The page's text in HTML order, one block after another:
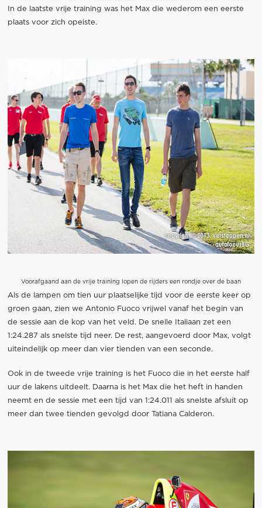
In de laatste vrije training was het Max die wederom een eerste
plaats voor zich opeiste.
Voorafgaand aan de vrije training lopen de rijders een rondje over de baan
Als de lampen om tien uur plaatselijke tijd voor de eerste keer op
groen gaan, zien we Antonio Fuoco vrijwel vanaf het begin van
de sessie aan de kop van het veld. De snelle Italiaan zet een
1:24.287 als snelste tijd neer. De rest, aangevoerd door Max, volgt
uiteindelijk op meer dan vier tienden van een seconde.
Ook in de tweede vrije training is het Fuoco die in het eerste half
uur de lakens uitdeelt. Daarna is het Max die het heft in handen
neemt en de sessie met een tijd van 1:24.011 als snelste afsluit op
meer dan twee tienden gevolgd door Tatiana Calderon.